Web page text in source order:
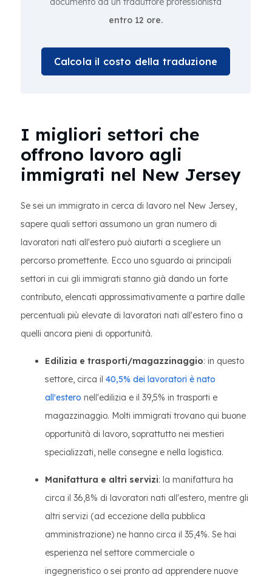
entro 12 ore.
Calcola il costo della traduzione
I migliori settori che
offrono lavoro agli
immigrati nel New Jersey
Se sei un immigrato in cerca di lavoro nel New Jersey,
sapere quali settori assumono un gran numero di
lavoratori nati all'estero può aiutarti a scegliere un
percorso promettente. Ecco uno sguardo ai principali
settori in cui gli immigrati stanno già dando un forte
contributo, elencati approssimativamente a partire dalle
percentuali più elevate di lavoratori nati all'estero fino a
quelli ancora pieni di opportunità.
Edilizia e trasporti/magazzinaggio: in questo
settore, circa il 40,5% dei lavoratori è nato
all'estero nell'edilizia e il 39,5% in trasporti e
magazzinaggio. Molti immigrati trovano qui buone
opportunità di lavoro, soprattutto nei mestieri
specializzati, nelle consegne e nella logistica.
Manifattura e altri servizi: la manifattura ha
circa il 36,8% di lavoratori nati all'estero, mentre gli
altri servizi (ad eccezione della pubblica
amministrazione) ne hanno circa il 35,4%. Se hai
esperienza nel settore commerciale o
ingegneristico o sei pronto ad apprendere nuove